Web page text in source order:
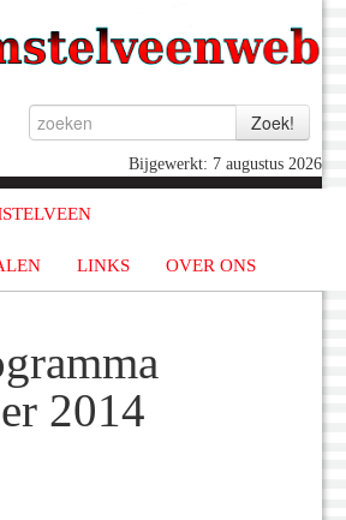
Bijgewerkt: 7 augustus 2026
LINKS OVER ONS
2014